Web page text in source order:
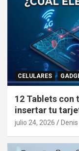
CELULARES
12 Tablets con
insertar tu
julio 24, 2026 Denis